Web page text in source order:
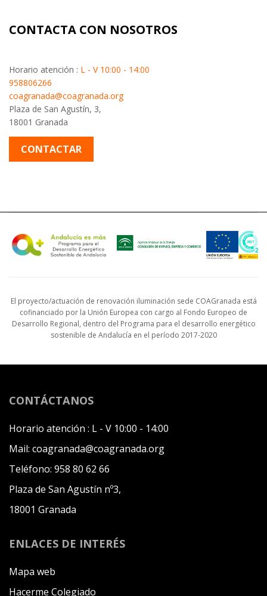
CONTACTA CON NOSOTROS
Horario atención : L - V 10:00 - 14:00
958806266
coagranada@coagranada.org
Plaza de San Agustín, 3,
18001 Granada
CONTACTAR
El proyecto/actuación de renovación iluminación sede COAGranada está
cofinanciado por la Unión Europea con cargo al Fondo Europeo de
Desarrollo Regional, dentro del Programa para el desarrollo energético
sostenible de Andalucía en el período 2017-2020
CONTÁCTANOS
Horario atención : L - V 10:00 - 14:00
Mail: coagranada@coagranada.org
Teléfono: 958 80 62 66
Plaza de San Agustín nº3,
18001 Granada
ENLACES DE INTERÉS
Mapa web
Hacerme Colegiado